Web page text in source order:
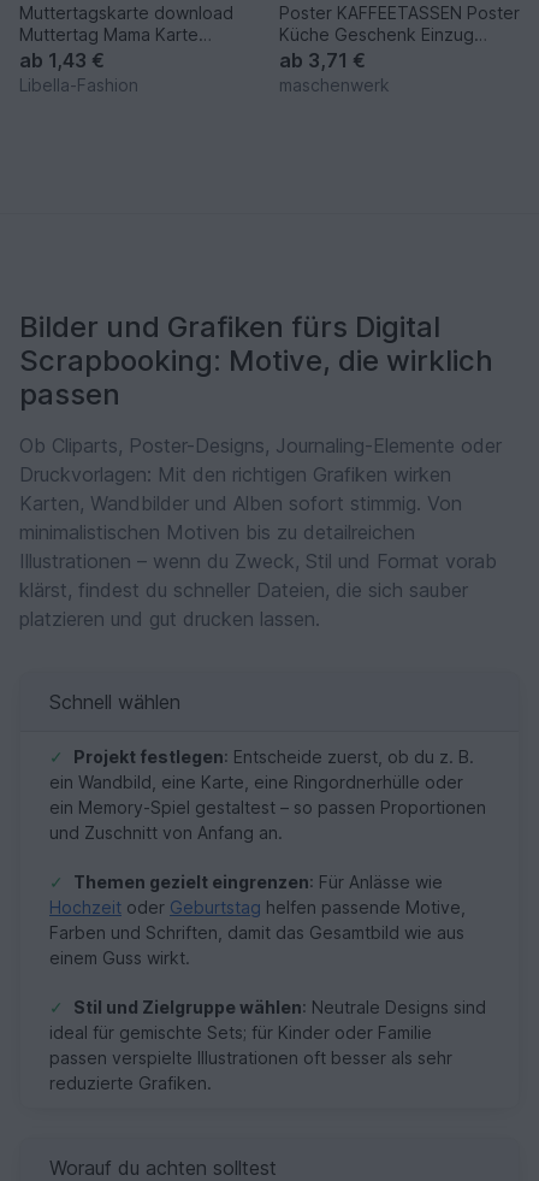
Muttertagskarte download
Muttertag Mama Karte
Grußkarte A4 ausdrucken
ab 1,43 €
Libella-Fashion
Poster KAFFEETASSEN Poster
Küche Geschenk Einzug
DOWNLOAD
ab 3,71 €
maschenwerk
Bilder und Grafiken fürs Digital
Scrapbooking: Motive, die wirklich
passen
Ob Cliparts, Poster-Designs, Journaling-Elemente oder
Druckvorlagen: Mit den richtigen Grafiken wirken
Karten, Wandbilder und Alben sofort stimmig. Von
minimalistischen Motiven bis zu detailreichen
Illustrationen – wenn du Zweck, Stil und Format vorab
klärst, findest du schneller Dateien, die sich sauber
platzieren und gut drucken lassen.
Schnell wählen
✓ Projekt festlegen: Entscheide zuerst, ob du z. B.
ein Wandbild, eine Karte, eine Ringordnerhülle oder
ein Memory-Spiel gestaltest – so passen Proportionen
und Zuschnitt von Anfang an.
✓ Themen gezielt eingrenzen: Für Anlässe wie
Hochzeit oder Geburtstag helfen passende Motive,
Farben und Schriften, damit das Gesamtbild wie aus
einem Guss wirkt.
✓ Stil und Zielgruppe wählen: Neutrale Designs sind
ideal für gemischte Sets; für Kinder oder Familie
passen verspielte Illustrationen oft besser als sehr
reduzierte Grafiken.
Worauf du achten solltest